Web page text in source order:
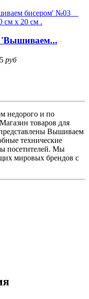
'Вышиваем...
руб
недорого и по
товаров для
Вышиваем
технические
посетителей. Мы
мировых брендов с